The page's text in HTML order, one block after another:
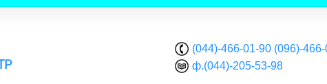
(044)-466-01-90 (096)-
ф.(044)-205-53-98